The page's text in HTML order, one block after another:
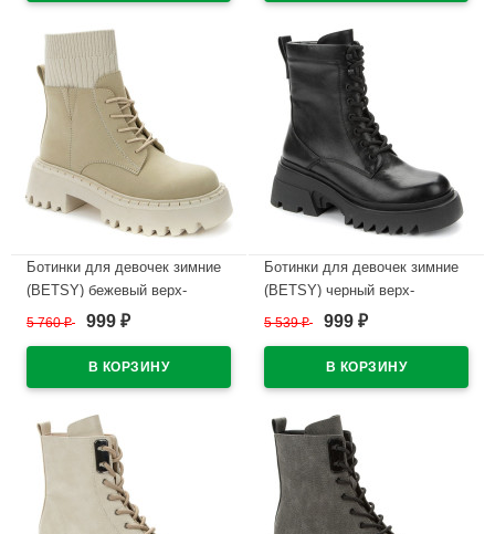
Ботинки для девочек зимние
(BETSY) бежевый верх-
искусственная нубук/текстиль
938046/05-03
5 760₽ 999 ₽
Ботинки для девочек зимние
(BETSY) черный верх-
искусственная кожа
938045/05-01
5 539₽ 999 ₽